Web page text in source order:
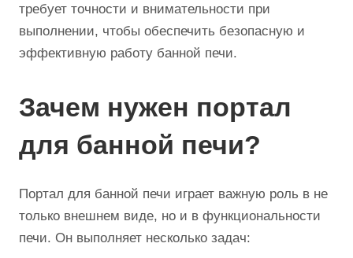
требует точности и внимательности при
выполнении, чтобы обеспечить безопасную и
эффективную работу банной печи.
Зачем нужен портал
для банной печи?
Портал для банной печи играет важную роль в не
только внешнем виде, но и в функциональности
печи. Он выполняет несколько задач: